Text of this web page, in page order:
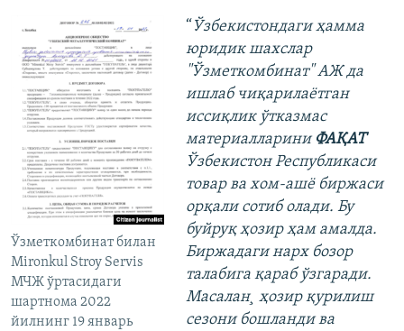
Ўзметкомбинат билан
Mironkul Stroy Servis
МЧЖ ўртасидаги
шартнома 2022
йилнинг 19 январь
“ Ўзбекистондаги ҳамма
юридик шахслар
"Ўзметкомбинат" АЖ да
ишлаб чиқарилаëтган
иссиқлик ўтказмас
материалларини ФАҚАТ
Ўзбекистон Республикаси
товар ва хом-ашë биржаси
орқали сотиб олади. Бу
буйруқ ҳозир ҳам амалда.
Биржадаги нарх бозор
талабига қараб ўзгаради.
Масалан¸ ҳозир қурилиш
сезони бошланди ва